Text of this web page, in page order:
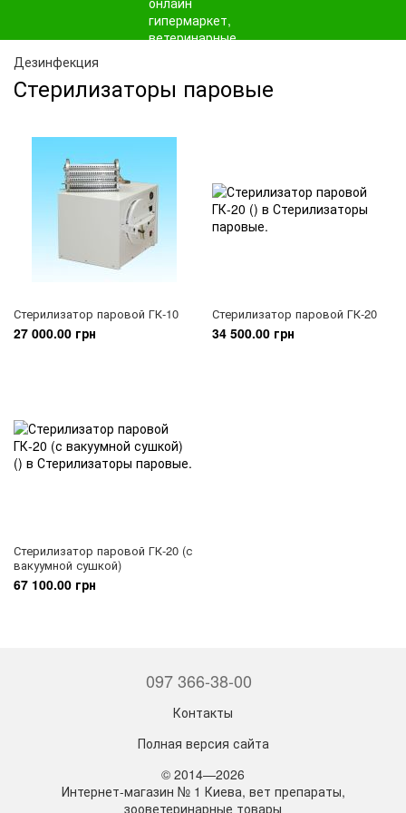
Дезинфекция
Стерилизаторы паровые
Стерилизатор паровой ГК-10
27 000.00 грн
Стерилизатор паровой ГК-20
34 500.00 грн
Стерилизатор паровой ГК-20 (с
вакуумной сушкой)
67 100.00 грн
097 366-38-00
Контакты
Полная версия сайта
© 2014—2026
Интернет-магазин № 1 Киева, вет препараты,
зооветеринарные товары